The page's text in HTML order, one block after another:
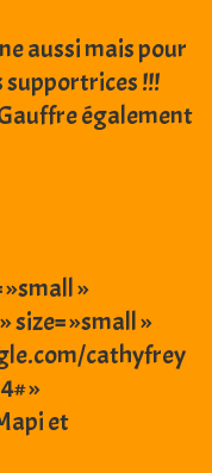
aussi mais pour
supportrices !!!
également
»
size= »small »
cathyfrey
»
et